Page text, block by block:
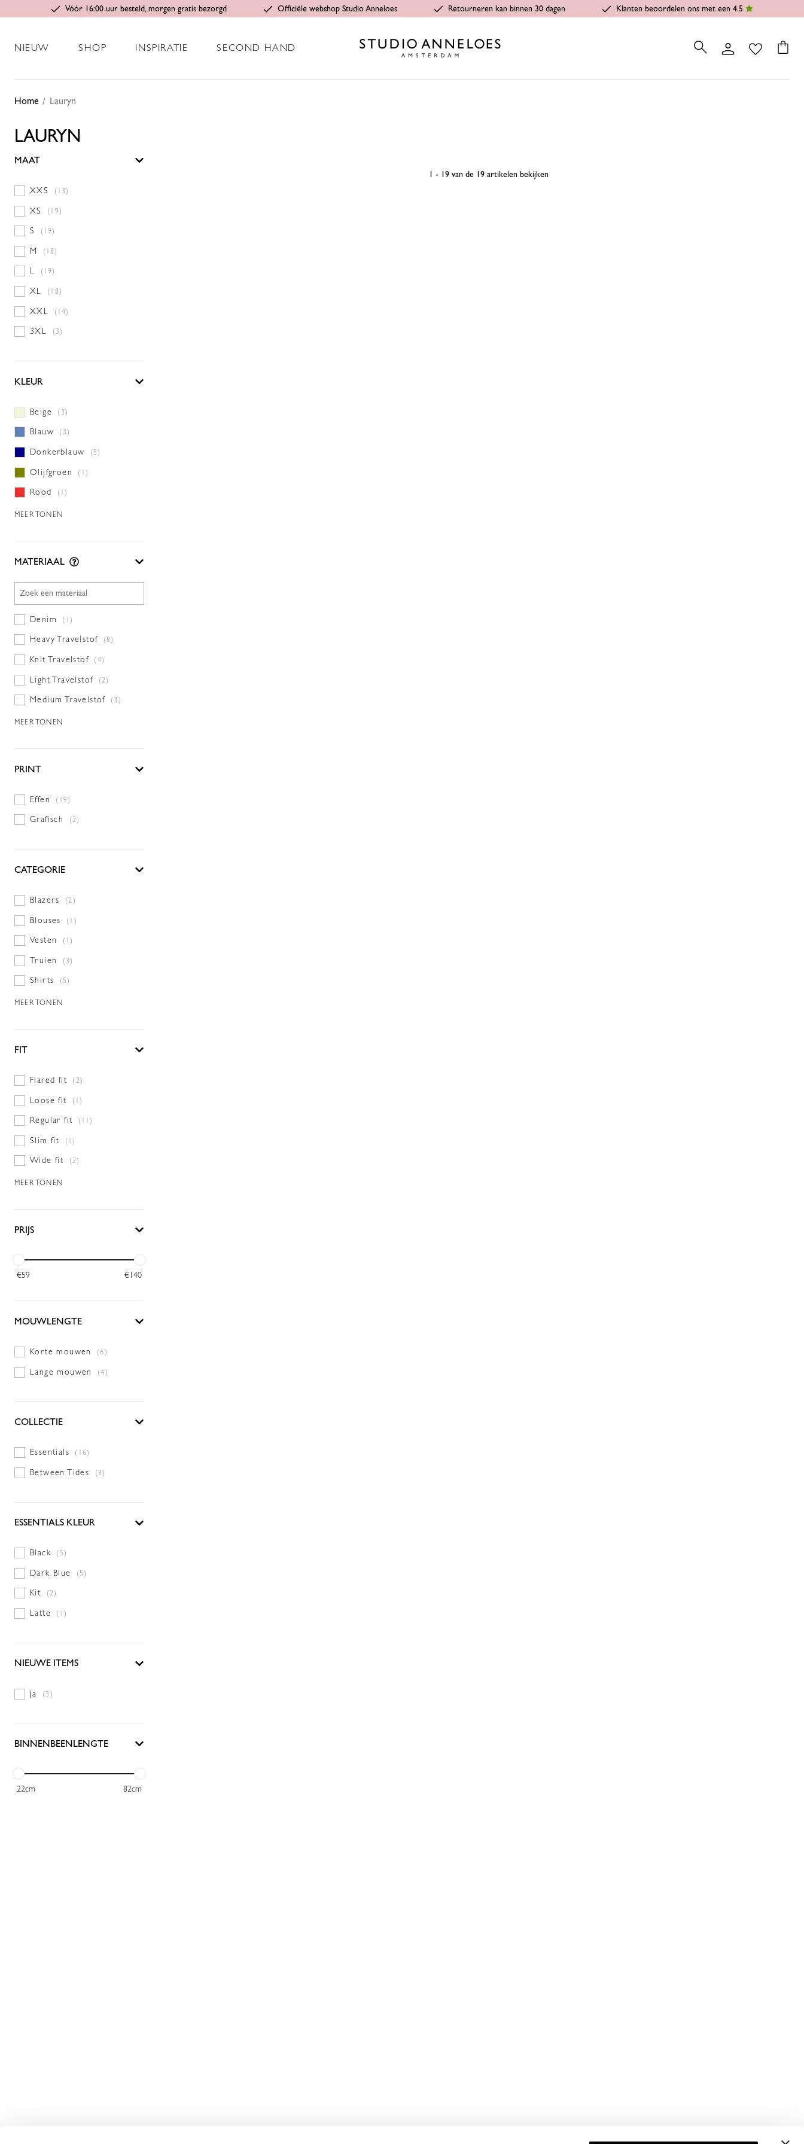
Vóór 16:00 uur besteld, morgen gratis bezorgd Officiële webshop Studio Anneloes Retourneren kan binnen 30 dagen Klanten beoordelen ons met een 4.5
NIEUW SHOP INSPIRATIE SECOND HAND
Home Lauryn
LAURYN
MAAT
XXS (13)
XS (19)
S (19)
M (18)
L (19)
XL (18)
XXL (14)
3XL (3)
KLEUR
Beige (3)
Blauw (3)
Donkerblauw (5)
Olijfgroen (1)
Rood (1)
MEER TONEN
MATERIAAL
Denim (1)
Heavy Travelstof (8)
Knit Travelstof (4)
Light Travelstof (2)
Medium Travelstof (3)
MEER TONEN
PRINT
Effen (19)
Grafisch (2)
CATEGORIE
Blazers (2)
Blouses (1)
Vesten (1)
Truien (3)
Shirts (5)
MEER TONEN
FIT
Flared fit (2)
Loose fit (1)
Regular fit (11)
Slim fit (1)
Wide fit (2)
MEER TONEN
PRIJS
€59 €140
MOUWLENGTE
Korte mouwen (6)
Lange mouwen (4)
COLLECTIE
Essentials (16)
Between Tides (3)
ESSENTIALS KLEUR
Black (5)
Dark Blue (5)
Kit (2)
Latte (1)
NIEUWE ITEMS
Ja (3)
BINNENBEENLENGTE
22cm 82cm
1 - 19 van de 19 artikelen bekijken